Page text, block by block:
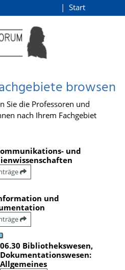
Start
browsen
Sie die Professoren und
nach Ihrem Fachgebiet
und
und
06.30 Bibliothekswesen,
Dokumentationswesen:
Allgemeines